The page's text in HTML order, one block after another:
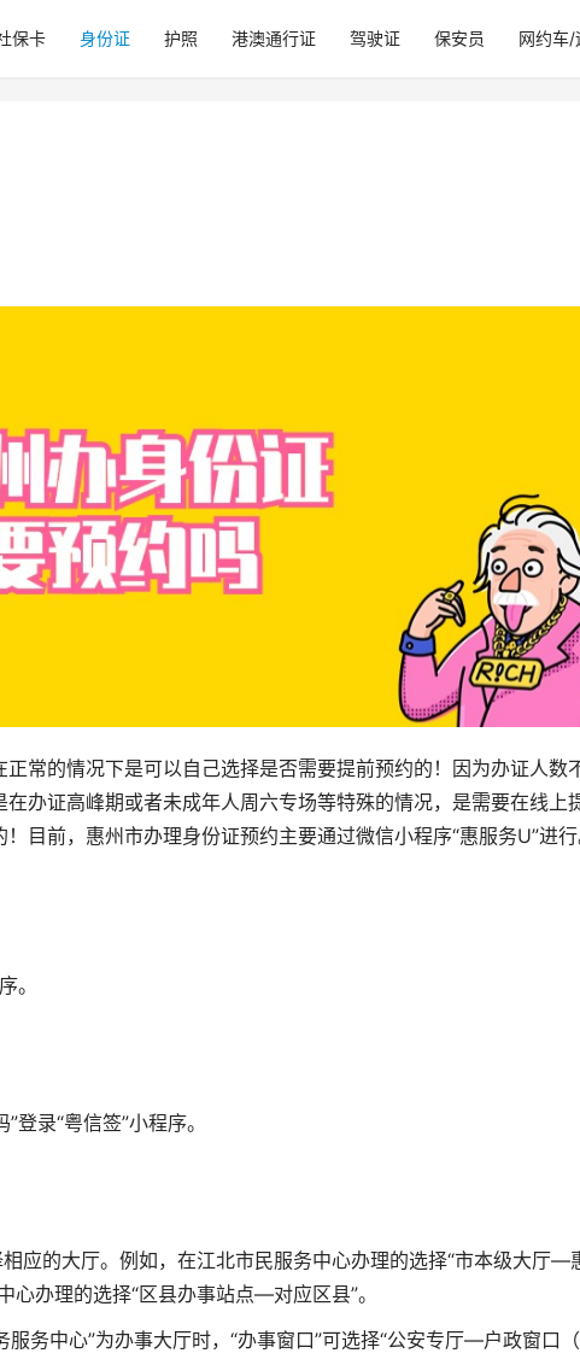
保卡 身份证 护照 港澳通行证 驾驶证 保安员 网约车/
常的情况下是可以自己选择是否需要提前预约的！因为办证人数
办证高峰期或者未成年人周六专场等特殊的情况，是需要在线上
目前，惠州市办理身份证预约主要通过微信小程序“惠服务U”进
。
登录“粤信签”小程序。
相应的大厅。例如，在江北市民服务中心办理的选择“市本级大厅—
心办理的选择“区县办事站点—对应区县”。
服务中心”为办事大厅时，“办事窗口”可选择“公安专厅—户政窗口